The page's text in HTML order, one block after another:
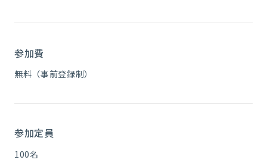
参加費
無料（事前登録制）
参加定員
100名